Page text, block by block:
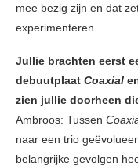
mee bezig zijn en dat
experimenteren.
Jullie brachten eerst
debuutplaat Coaxial
zien jullie doorheen
Ambroos: Tussen
naar een trio
belangrijke gevolgen